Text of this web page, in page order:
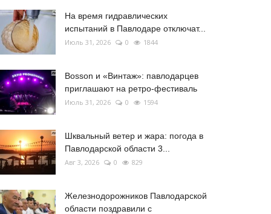
На время гидравлических
испытаний в Павлодаре отключат...
Июль 31, 2026 0 1844
Bosson и «Винтаж»: павлодарцев
приглашают на ретро-фестиваль
Июль 31, 2026 0 1594
Шквальный ветер и жара: погода в
Павлодарской области 3...
Авг 3, 2026 0 829
Железнодорожников Павлодарской
области поздравили с